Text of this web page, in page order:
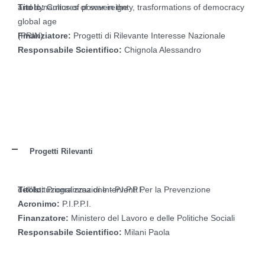
Titolo:
Cultures of sovereignty, trasformations of democracy and dynamics of power in the
global age
Finanziatore:
Progetti di Rilevante Interesse Nazionale (PRIN)
Responsabile Scientifico: Chignola Alessandro
Progetti Rilevanti
Titolo:
Programma di Interventi Per la Prevenzione dell’Istituzionalizzazione -P.I.P.P.I.
Acronimo: P.I.P.P.I.
Finanzatore: Ministero del Lavoro e delle Politiche Sociali
Responsabile Scientifico: Milani Paola